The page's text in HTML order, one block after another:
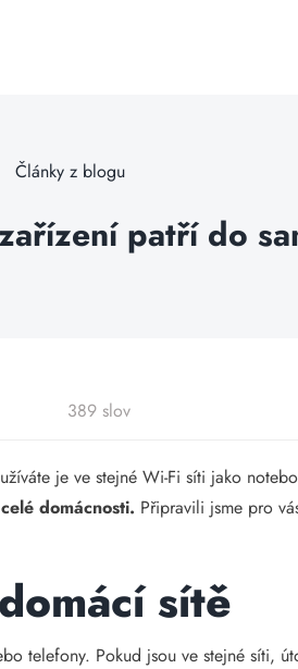
Články z blogu
patří do
389 slov
je ve stejné Wi-Fi síti jako
domácnosti. Připravili jsme pro
sítě
telefony. Pokud jsou ve stejné síti,